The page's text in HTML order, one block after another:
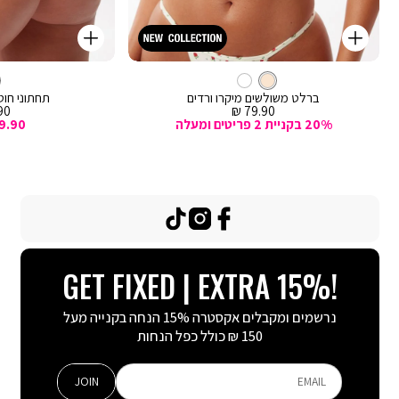
קנייה
מהירה
צבע
קרם
ברלט משולשים מיקרו ורדים
מחיר
מכירה
79.90 ₪
20% בקניית 2 פריטים ומעלה
ברלט
קנייה
מהירה
תחתוני
₪
GET FIXED | EXTRA 15%!
נרשמים ומקבלים אקסטרה 15% הנחה בקנייה מעל
150 ₪ כולל כפל הנחות
EMAIL
JOIN